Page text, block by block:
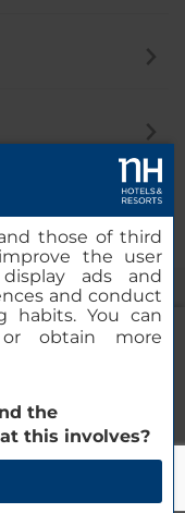
Carlina
Santa Engracia
those of third
the user
display ads and
and conduct
habits. You can
obtain more
the
this involves?